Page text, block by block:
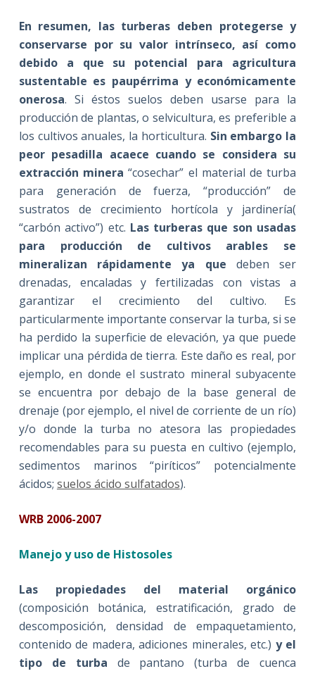
En resumen, las turberas deben protegerse y
conservarse por su valor intrínseco, así como
debido a que su potencial para agricultura
sustentable es paupérrima y económicamente
onerosa. Si éstos suelos deben usarse para la
producción de plantas, o selvicultura, es preferible a
los cultivos anuales, la horticultura. Sin embargo la
peor pesadilla acaece cuando se considera su
extracción minera “cosechar” el material de turba
para generación de fuerza, “producción” de
sustratos de crecimiento hortícola y jardinería(
“carbón activo”) etc. Las turberas que son usadas
para producción de cultivos arables se
mineralizan rápidamente ya que deben ser
drenadas, encaladas y fertilizadas con vistas a
garantizar el crecimiento del cultivo. Es
particularmente importante conservar la turba, si se
ha perdido la superficie de elevación, ya que puede
implicar una pérdida de tierra. Este daño es real, por
ejemplo, en donde el sustrato mineral subyacente
se encuentra por debajo de la base general de
drenaje (por ejemplo, el nivel de corriente de un río)
y/o donde la turba no atesora las propiedades
recomendables para su puesta en cultivo (ejemplo,
sedimentos marinos “piríticos” potencialmente
ácidos; suelos ácido sulfatados).
WRB 2006-2007
Manejo y uso de Histosoles
Las propiedades del material orgánico
(composición botánica, estratificación, grado de
descomposición, densidad de empaquetamiento,
contenido de madera, adiciones minerales, etc.) y el
tipo de turba de pantano (turba de cuenca